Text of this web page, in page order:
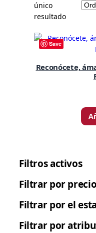
único
resultado
Save
Reconócete,
Filtros activos
Filtrar por precio
Filtrar por el
Filtrar por